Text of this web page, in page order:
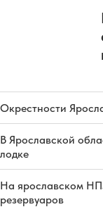
Окрестности
В Ярославской
лодке
На ярославском
резервуаров